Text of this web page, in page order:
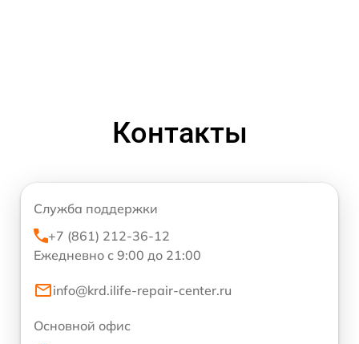
Контакты
Служба поддержки
+7 (861) 212-36-12
Ежедневно с 9:00 до 21:00
info@krd.ilife-repair-center.ru
Основной офис